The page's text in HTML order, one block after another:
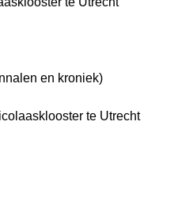
en kroniek)
te Utrecht